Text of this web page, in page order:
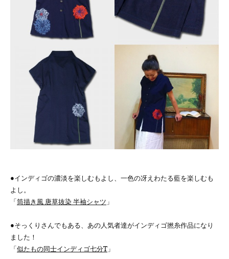
●インディゴの濃淡を楽しむもよし、一色の冴えわたる藍を楽しむも
よし。
「筒描き風 唐草抜染 半袖シャツ 」
●そっくりさんでもある、あの人気者達がインディゴ撚糸作品になり
ました！
「似たもの同士インディゴ七分T 」